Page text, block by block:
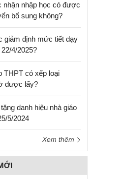
nhận nhập học có được
bổ sung không?
giảm định mức tiết dạy
4/2025?
THPT có xếp loại
được lấy?
danh hiệu nhà giáo
5/2024
Xem thêm